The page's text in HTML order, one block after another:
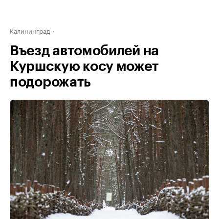
Калининград
Въезд автомобилей на
Куршскую косу может
подорожать